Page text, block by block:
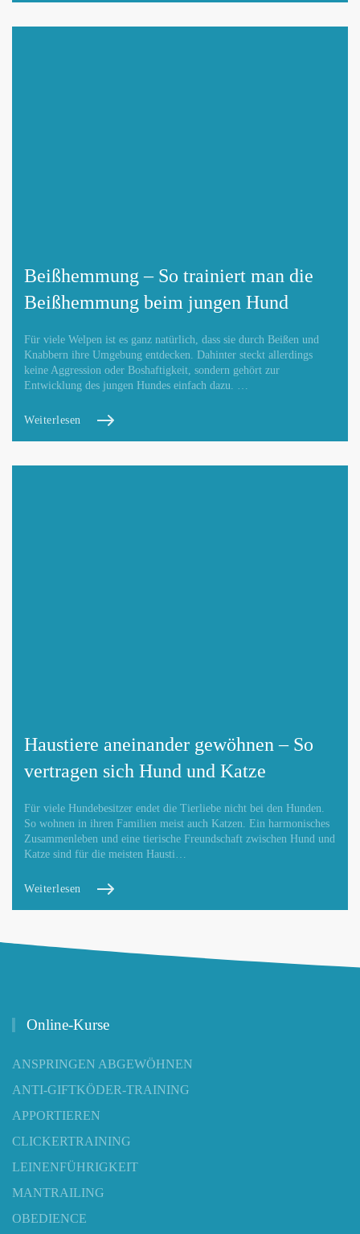
Beißhemmung – So trainiert man die
Beißhemmung beim jungen Hund
Für viele Welpen ist es ganz natürlich, dass sie durch Beißen und
Knabbern ihre Umgebung entdecken. Dahinter steckt allerdings
keine Aggression oder Boshaftigkeit, sondern gehört zur
Entwicklung des jungen Hundes einfach dazu. …
Weiterlesen
Haustiere aneinander gewöhnen – So
vertragen sich Hund und Katze
Für viele Hundebesitzer endet die Tierliebe nicht bei den Hunden.
So wohnen in ihren Familien meist auch Katzen. Ein harmonisches
Zusammenleben und eine tierische Freundschaft zwischen Hund und
Katze sind für die meisten Hausti…
Weiterlesen
Online-Kurse
ANSPRINGEN ABGEWÖHNEN
ANTI-GIFTKÖDER-TRAINING
APPORTIEREN
CLICKERTRAINING
LEINENFÜHRIGKEIT
MANTRAILING
OBEDIENCE